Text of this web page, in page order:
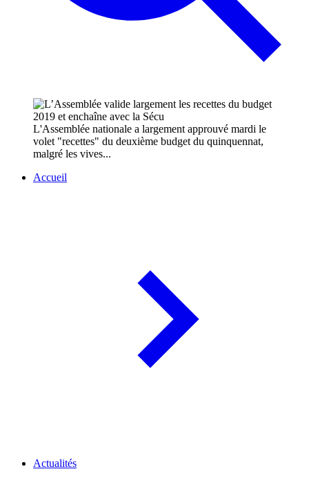
L'Assemblée nationale a largement approuvé mardi le
volet "recettes" du deuxième budget du quinquennat,
malgré les vives...
Accueil
Actualités